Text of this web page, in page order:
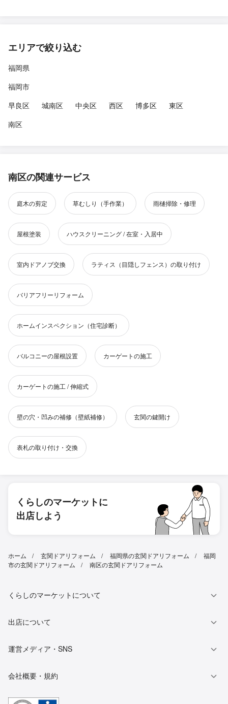
エリアで絞り込む
福岡県
福岡市
早良区
城南区 中央区 西区 博多区
東区
南区
南区の関連サービス
庭木の剪定 草むしり（手作業） 雨樋掃除・修理
屋根塗装 ハウスクリーニング / 在室・入居中
室内ドアノブ交換 ラティス（目隠しフェンス）の取り付け
バリアフリーリフォーム
ホームインスペクション（住宅診断）
バルコニーの屋根設置 カーゲートの施工
カーゲートの施工 / 伸縮式
壁の穴・凹みの補修（壁紙補修） 玄関の鍵開け
表札の取り付け・交換
くらしのマーケットに
出店しよう
ホーム 玄関ドアリフォーム 福岡県の玄関ドアリフォーム
福岡
市の玄関ドアリフォーム
南区の玄関ドアリフォーム
くらしのマーケットについて
出店について
運営メディア・SNS
会社概要・規約